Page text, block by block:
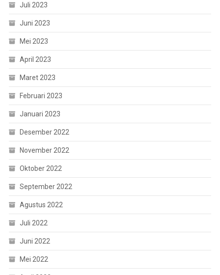
Juli 2023
Juni 2023
Mei 2023
April 2023
Maret 2023
Februari 2023
Januari 2023
Desember 2022
November 2022
Oktober 2022
September 2022
Agustus 2022
Juli 2022
Juni 2022
Mei 2022